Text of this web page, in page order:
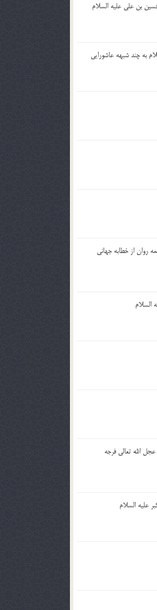
بن علی علیه السلام
به چند شبهه عاشورایی
روان از خطابه جهانی
السلام
الله تعالی فرجه
علیه السلام